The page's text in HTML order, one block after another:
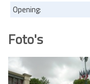
Opening:
Foto's